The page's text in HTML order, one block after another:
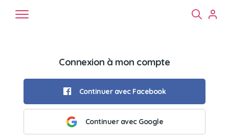
Connexion à mon compte
Continuer avec Facebook
Continuer avec Google